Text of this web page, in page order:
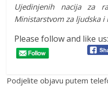
Ujedinjenih nacija za
Ministarstvom za ljudska i
Please follow and like us:
Podjelite objavu putem